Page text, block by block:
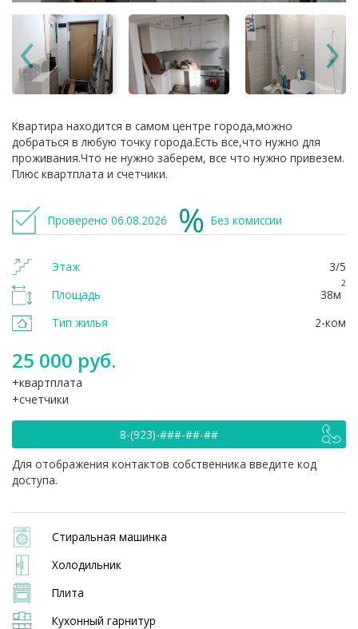
Квартира находится в самом центре города,можно
добраться в любую точку города.Есть все,что нужно для
проживания.Что не нужно заберем, все что нужно привезем.
Плюс квартплата и счетчики.
Проверено 06.08.2026 Без комиссии
Этаж
3/5
Площадь
38м
2
Тип жилья 2-ком
25 000 руб.
квартплата
счетчики
8-(923)-###-##-##
Для отображения контактов собственника введите код
доступа.
Стиральная машинка
Холодильник
Плита
Кухонный гарнитур